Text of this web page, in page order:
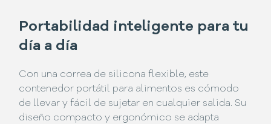
Portabilidad inteligente para tu
día a día
Con una correa de silicona flexible, este
contenedor portátil para alimentos es cómodo
de llevar y fácil de sujetar en cualquier salida. Su
diseño compacto y ergonómico se adapta